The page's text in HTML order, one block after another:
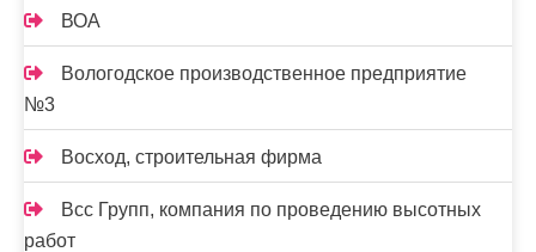
ВОА
Вологодское производственное предприятие
№3
Восход, строительная фирма
Всс Групп, компания по проведению высотных
работ